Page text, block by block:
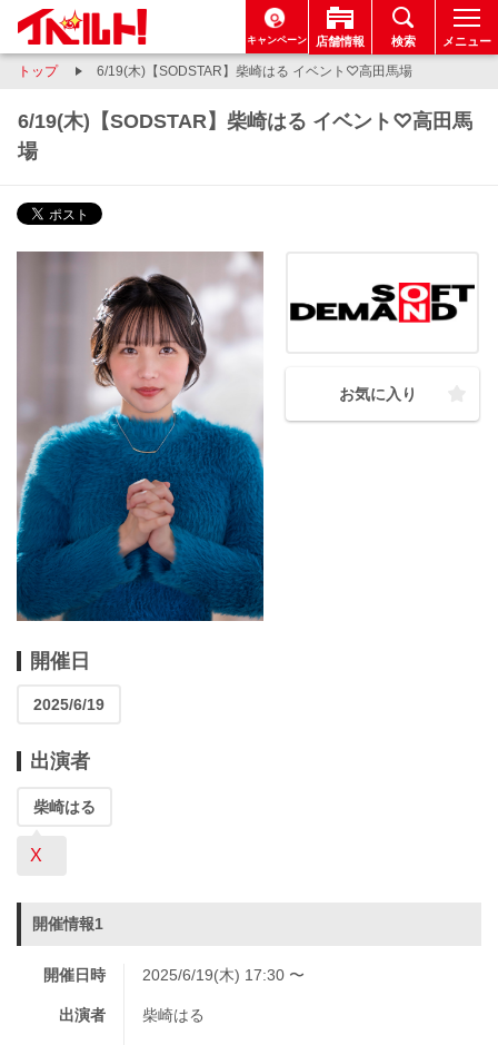
キャンペーン 店舗情報 検索 メニュー
トップ 6/19(木)【SODSTAR】柴崎はる イベント♡高田馬場
6/19(木)【SODSTAR】柴崎はる イベント♡高田馬
場
お気に入り
開催日
2025/6/19
出演者
柴崎はる
X
開催情報1
開催日時 2025/6/19(木) 17:30 〜
出演者 柴崎はる